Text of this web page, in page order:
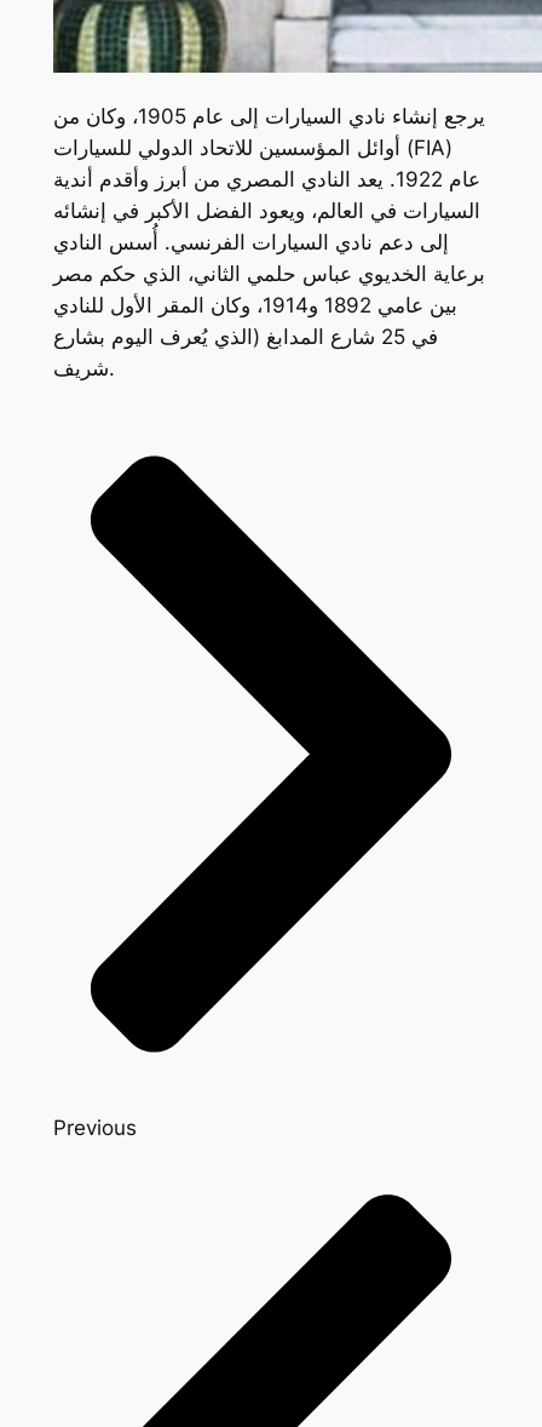
يرجع إنشاء نادي السيارات إلى عام 1905، وكان من
أوائل المؤسسين للاتحاد الدولي للسيارات (FIA)
عام 1922. يعد النادي المصري من أبرز وأقدم أندية
السيارات في العالم، ويعود الفضل الأكبر في إنشائه
إلى دعم نادي السيارات الفرنسي. أُسس النادي
برعاية الخديوي عباس حلمي الثاني، الذي حكم مصر
بين عامي 1892 و1914، وكان المقر الأول للنادي
في 25 شارع المدابغ (الذي يُعرف اليوم بشارع
شريف.
Previous